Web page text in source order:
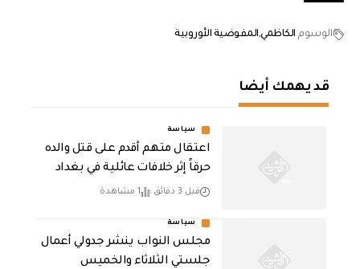
الوسوم الكاظمي المفوضية الأوروبية
قد يهمك أيضا
سياسة
اعتقال متهم أقدم على قتل والده
حرقاً إثر خلافات عائلية في بغداد
قبل 3 دقائق 1 مشاهدة
سياسة
مجلس النواب ينشر جدولي أعمال
جلستي الثلاثاء والخميس